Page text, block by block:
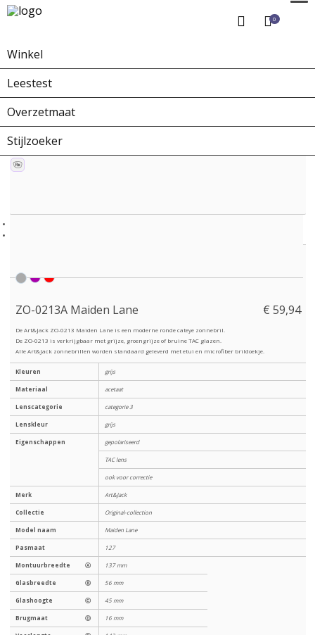
0
Winkel
Leestest
Overzetmaat
Stijlzoeker
Home Winkel
ZO-0213A Maiden Lane € 59,94
De Art&Jack ZO-0213 Maiden Lane is een moderne ronde cateye zonnebril.
De ZO-0213 is verkrijgbaar met grijze, groengrijze of bruine TAC glazen.
Alle Art&Jack zonnebrillen worden standaard geleverd met etui en microfiber brildoekje.
Kleuren grijs
Materiaal acetaat
Lenscategorie categorie 3
Lenskleur grijs
Eigenschappen gepolariseerd
TAC lens
ook voor correctie
Merk Art&Jack
Collectie Original-collection
Model naam Maiden Lane
Pasmaat 127
Montuurbreedte Ⓐ 137 mm
Glasbreedte Ⓑ 56 mm
Glashoogte Ⓒ 45 mm
Brugmaat Ⓓ 16 mm